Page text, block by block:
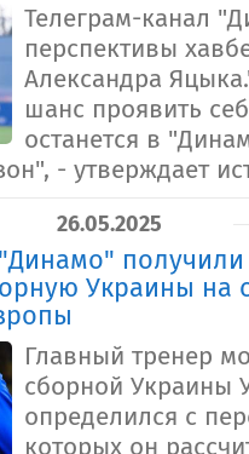
Телеграм-канал
перспективы
Александра
шанс проявить
останется в
- утверждает
26.05.2025
Украины на
Главный тренер
сборной Украины
определился с
которых он